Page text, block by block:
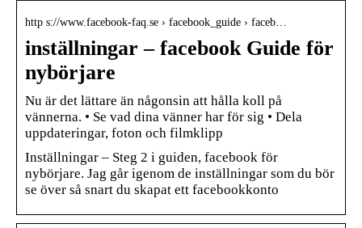
http s://www.facebook-faq.se › facebook_guide › faceb…
inställningar – facebook Guide för
nybörjare
Nu är det lättare än någonsin att hålla koll på
vännerna. • Se vad dina vänner har för sig • Dela
uppdateringar, foton och filmklipp
Inställningar – Steg 2 i guiden, facebook för
nybörjare. Jag går igenom de inställningar som du bör
se över så snart du skapat ett facebookkonto